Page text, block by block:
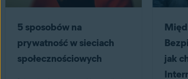
5 sposobów na
prywatność w sieciach
społecznościowych
jak